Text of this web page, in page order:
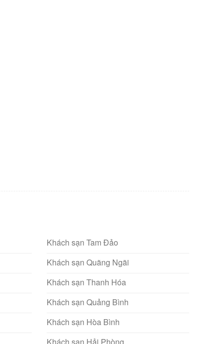
Khách sạn Tam Đảo
Khách sạn Quãng Ngãi
Khách sạn Thanh Hóa
Khách sạn Quảng Bình
Khách sạn Hòa Bình
Khách sạn Hải Phòng